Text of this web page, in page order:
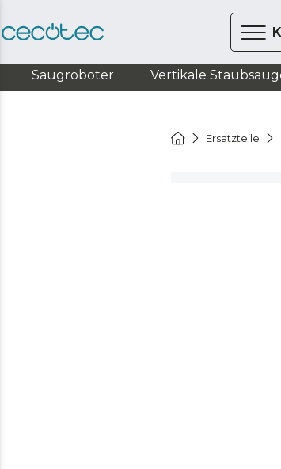
Saugroboter Vertikale
Ersatzteile